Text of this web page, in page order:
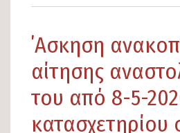
΄Ασκηση
αίτησης
του από 8-5-
κατασχετηρίου